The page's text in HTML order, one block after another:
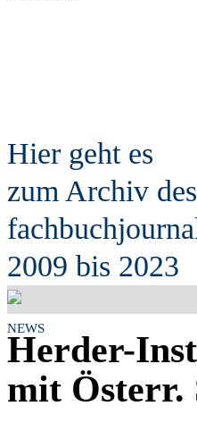
Hier geht es
zum Archiv des
fachb
2009 bis 2023
NEWS
Herder-
mit Österr.